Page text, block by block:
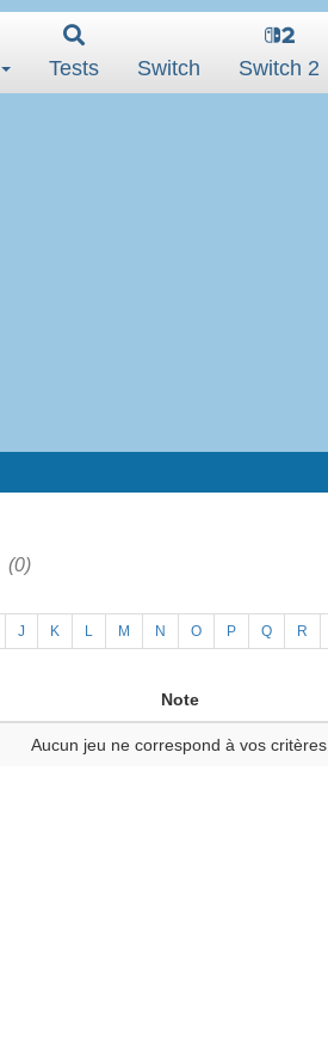
Tests Switch Switch 2
(0)
J K L M N O P Q R
Note
Aucun jeu ne correspond à vos critères.